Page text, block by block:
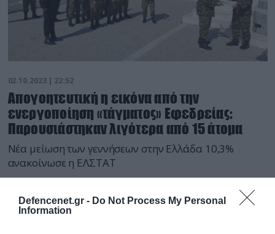
Defencenet.gr - Do Not Process My Personal
Information
02.10.2023 | 22:52
Απογοητευτική η εικόνα από την
ενεργοποίηση «τάγματος» Εφεδρείας:
Παρουσιάστηκαν λιγότερα από 15 άτομα
Νέα μείωση των γεννήσεων στην Ελλάδα 10,3%
ανακοίνωσε η ΕΛΣΤΑΤ